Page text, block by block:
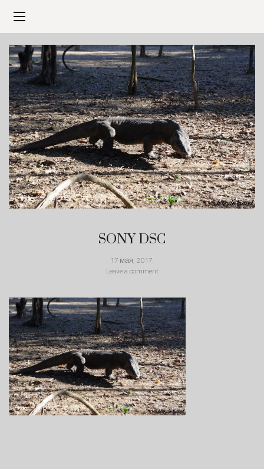
SONY DSC
17 мая, 2017.
Leave a comment